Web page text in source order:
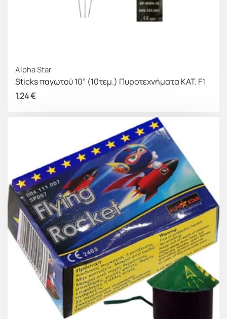
Alpha Star
Sticks παγωτού 10” (10τεμ.) Πυροτεχνήματα ΚΑΤ. F1
1.24€